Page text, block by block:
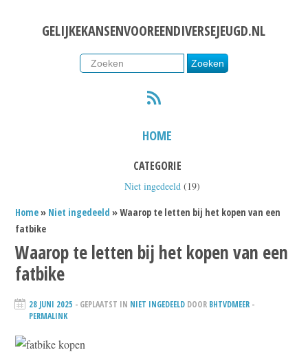
GELIJKEKANSENVOOREENDIVERSEJEUGD.NL
HOME
CATEGORIE
Niet ingedeeld (19)
Home» Niet ingedeeld » Waarop te letten bij het kopen van een
fatbike
Waarop te letten bij het kopen van een
fatbike
28 JUNI 2025 - GEPLAATST IN NIET INGEDEELD DOOR BHTVDMEER -
PERMALINK